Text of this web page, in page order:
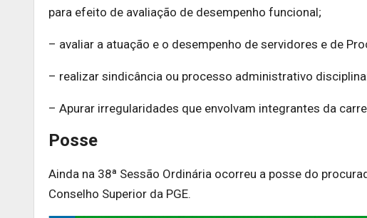
para efeito de avaliação de desempenho funcional;
– avaliar a atuação e o desempenho de servidores e de
– realizar sindicância ou processo administrativo
– Apurar irregularidades que envolvam integrantes da
Posse
Ainda na 38ª Sessão Ordinária ocorreu a posse do
Conselho Superior da PGE.